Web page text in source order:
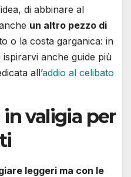
di abbinare al
un altro pezzo di
o la costa garganica: in
anche guide più
all’addio al celibato
valigia per
leggeri ma con le